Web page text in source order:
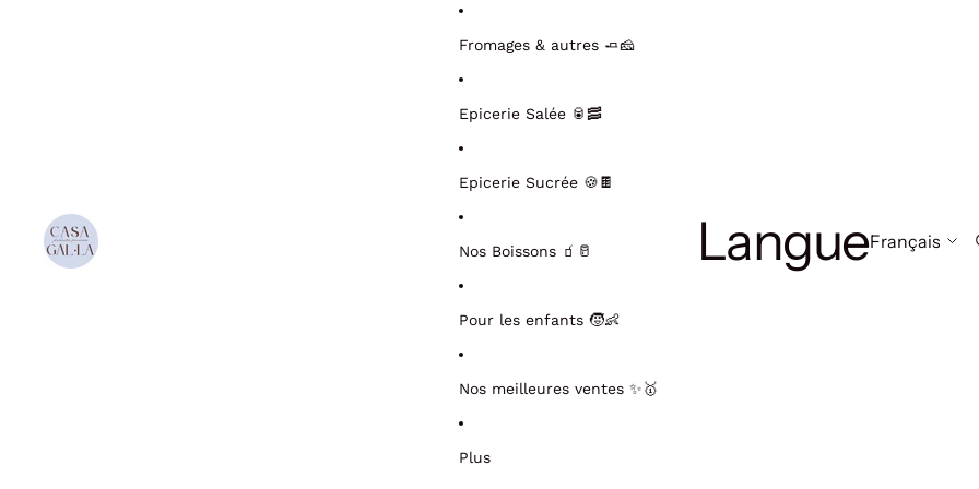
Fromages & autres 🧈🧀
Epicerie Salée 🥫🥓
Epicerie Sucrée 🍪🍫
Nos Boissons 🧃🥛
Pour les enfants 🧒👶
Nos meilleures ventes ✨🥇
Plus
Langue